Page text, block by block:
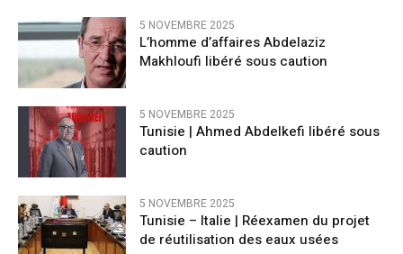
5 NOVEMBRE 2025
L’homme d’affaires Abdelaziz
Makhloufi libéré sous caution
5 NOVEMBRE 2025
Tunisie | Ahmed Abdelkefi libéré sous
caution
5 NOVEMBRE 2025
Tunisie – Italie | Réexamen du projet
de réutilisation des eaux usées